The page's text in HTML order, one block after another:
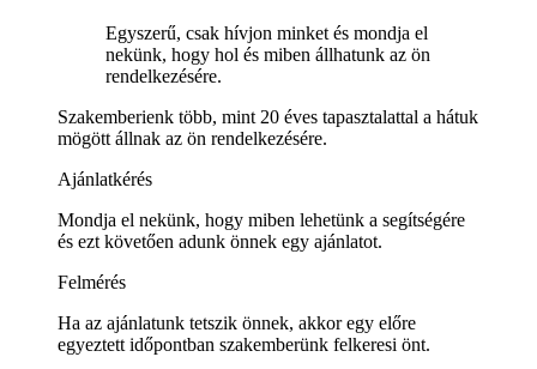
Egyszerű, csak hívjon minket és mondja el
nekünk, hogy hol és miben állhatunk az ön
rendelkezésére.
Szakemberienk több, mint 20 éves tapasztalattal a hátuk
mögött állnak az ön rendelkezésére.
Ajánlatkérés
Mondja el nekünk, hogy miben lehetünk a segítségére
és ezt követően adunk önnek egy ajánlatot.
Felmérés
Ha az ajánlatunk tetszik önnek, akkor egy előre
egyeztett időpontban szakemberünk felkeresi önt.